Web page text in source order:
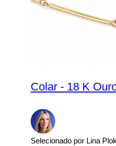
Colar - 18 K
Selecionado por Lina